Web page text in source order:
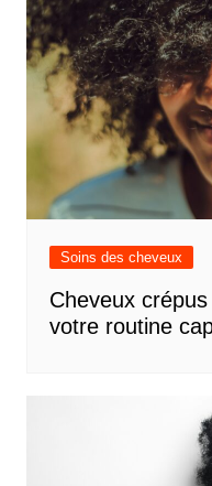
Soins des cheveux
Cheveux
votre routine